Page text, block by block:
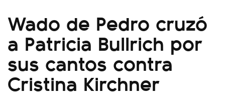
Wado de Pedro cruzó
a Patricia Bullrich por
sus cantos contra
Cristina Kirchner